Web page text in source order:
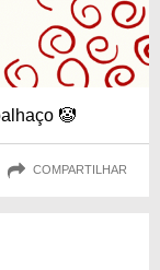
🤡
COMPARTILHAR